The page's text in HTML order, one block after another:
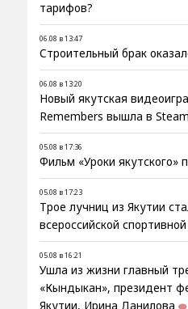
тарифов?
06.08 в 13:47
Строительный брак
06.08 в 13:20
Новый якутская
Remembers вышла в Steam
05.08 в 17:36
Фильм «Уроки якутского»
05.08 в 17:23
Трое лучниц из Якутии
всероссийской
05.08 в 16:21
Ушла из жизни главный
«Кындыкан», президент
Якутии, Ирина Данилова